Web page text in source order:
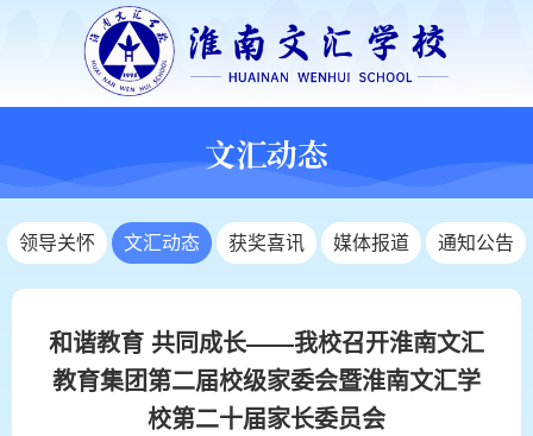
文汇动态
领导关怀 文汇动态 获奖喜讯 媒体报道 通知公告
和谐教育 共同成长——我校召开淮南文汇
教育集团第二届校级家委会暨淮南文汇学
校第二十届家长委员会